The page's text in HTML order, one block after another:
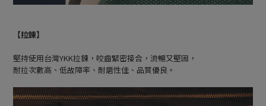
【拉鍊】
堅持使用台灣YKK拉鍊，咬齒緊密接合，流暢又堅固，
耐拉次數高、低故障率、耐磨性佳、品質優良。